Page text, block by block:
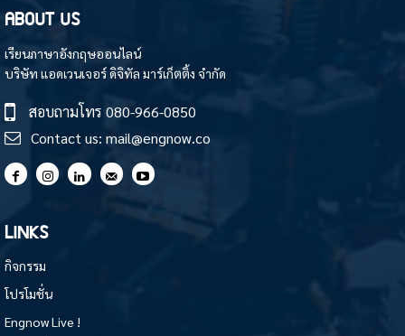
ABOUT US
เรียนภาษาอังกฤษออนไลน์
บริษัท แอดเวนเจอร์ ดิจิทัล มาร์เก็ตติ้ง จำกัด
สอบถามโทร 080-966-0850
Contact us: mail@engnow.co
LINKS
กิจกรรม
โปรโมชั่น
Engnow Live !